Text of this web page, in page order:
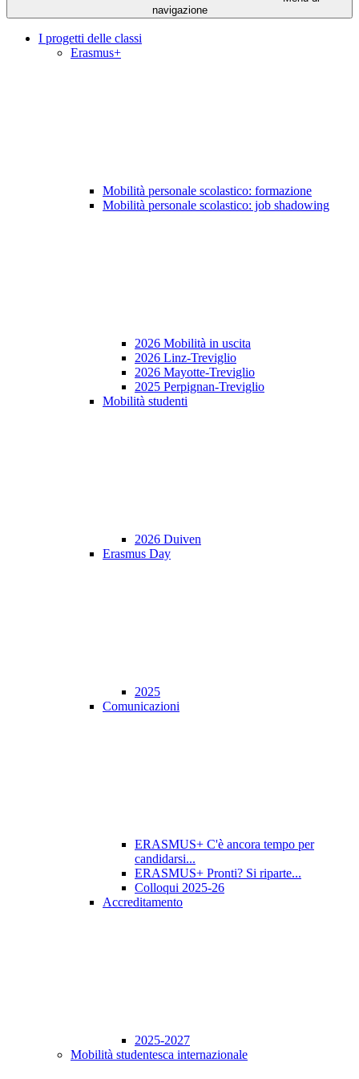
navigazione
I progetti delle classi
Erasmus+
Mobilità personale scolastico: formazione
Mobilità personale scolastico: job shadowing
2026 Mobilità in uscita
2026 Linz-Treviglio
2026 Mayotte-Treviglio
2025 Perpignan-Treviglio
Mobilità studenti
2026 Duiven
Erasmus Day
2025
Comunicazioni
ERASMUS+ C'è ancora tempo per
candidarsi...
ERASMUS+ Pronti? Si riparte...
Colloqui 2025-26
Accreditamento
2025-2027
Mobilità studentesca internazionale